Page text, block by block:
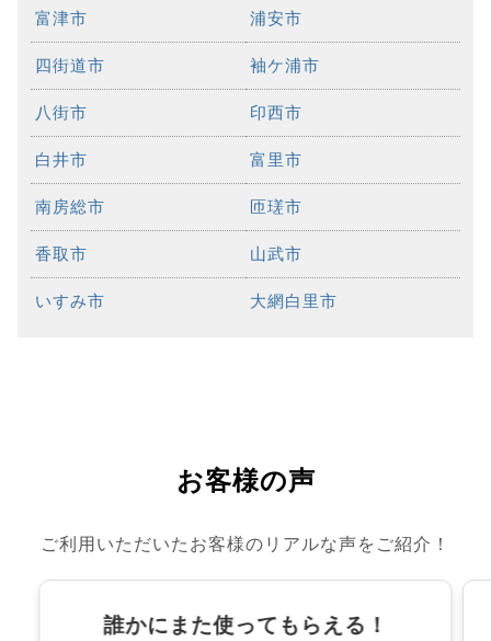
富津市 浦安市
四街道市 袖ケ浦市
八街市 印西市
白井市 富里市
南房総市 匝瑳市
香取市 山武市
いすみ市 大網白里市
お客様の声
ご利用いただいたお客様のリアルな声をご紹介！
誰かにまた使ってもらえる！